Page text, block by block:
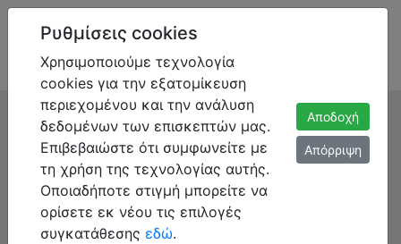
Πανεπιστήμια
Ανώτατη Σχολή Παιδαγωγικής και Τεχνολογικής
Εκπαίδευσης (ΑΣΠΑΙΤΕ)
Πανεπιστήμιο Αιγαίου
Ρυθμίσεις cookies
Χρησιμοποιούμε τεχνολογία
cookies για την εξατομίκευση
περιεχομένου και την ανάλυση
δεδομένων των επισκεπτών μας.
Επιβεβαιώστε ότι συμφωνείτε με
τη χρήση της τεχνολογίας αυτής.
Οποιαδήποτε στιγμή μπορείτε να
ορίσετε εκ νέου τις επιλογές
συγκατάθεσης εδώ.
Αποδοχή
Απόρριψη